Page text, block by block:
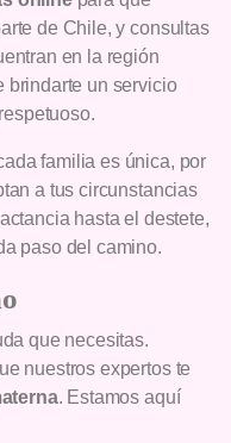
de Chile, y consultas
en la región
brindarte un servicio
familia es única, por
a tus circunstancias
hasta el destete,
paso del camino.
que necesitas.
nuestros expertos te
. Estamos aquí